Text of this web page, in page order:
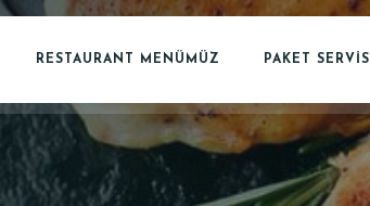
RESTAURANT MENÜMÜZ PAKET SERVİS